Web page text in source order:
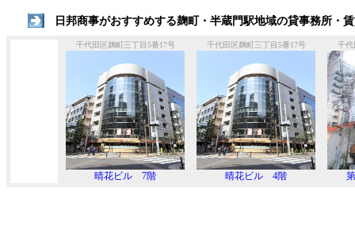
日邦商事がおすすめする麹町・半蔵門駅地域の貸事務所・
千代田区麹町三丁目5番17号
晴花ビル 7階
千代田区麹町三丁目5番17号
晴花ビル 4階
千代